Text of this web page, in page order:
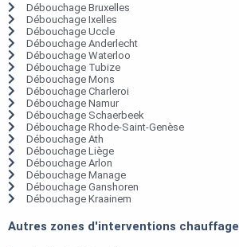
Débouchage Bruxelles
Débouchage Ixelles
Débouchage Uccle
Débouchage Anderlecht
Débouchage Waterloo
Débouchage Tubize
Débouchage Mons
Débouchage Charleroi
Débouchage Namur
Débouchage Schaerbeek
Débouchage Rhode-Saint-Genèse
Débouchage Ath
Débouchage Liège
Débouchage Arlon
Débouchage Manage
Débouchage Ganshoren
Débouchage Kraainem
Autres zones d'interventions chauffage